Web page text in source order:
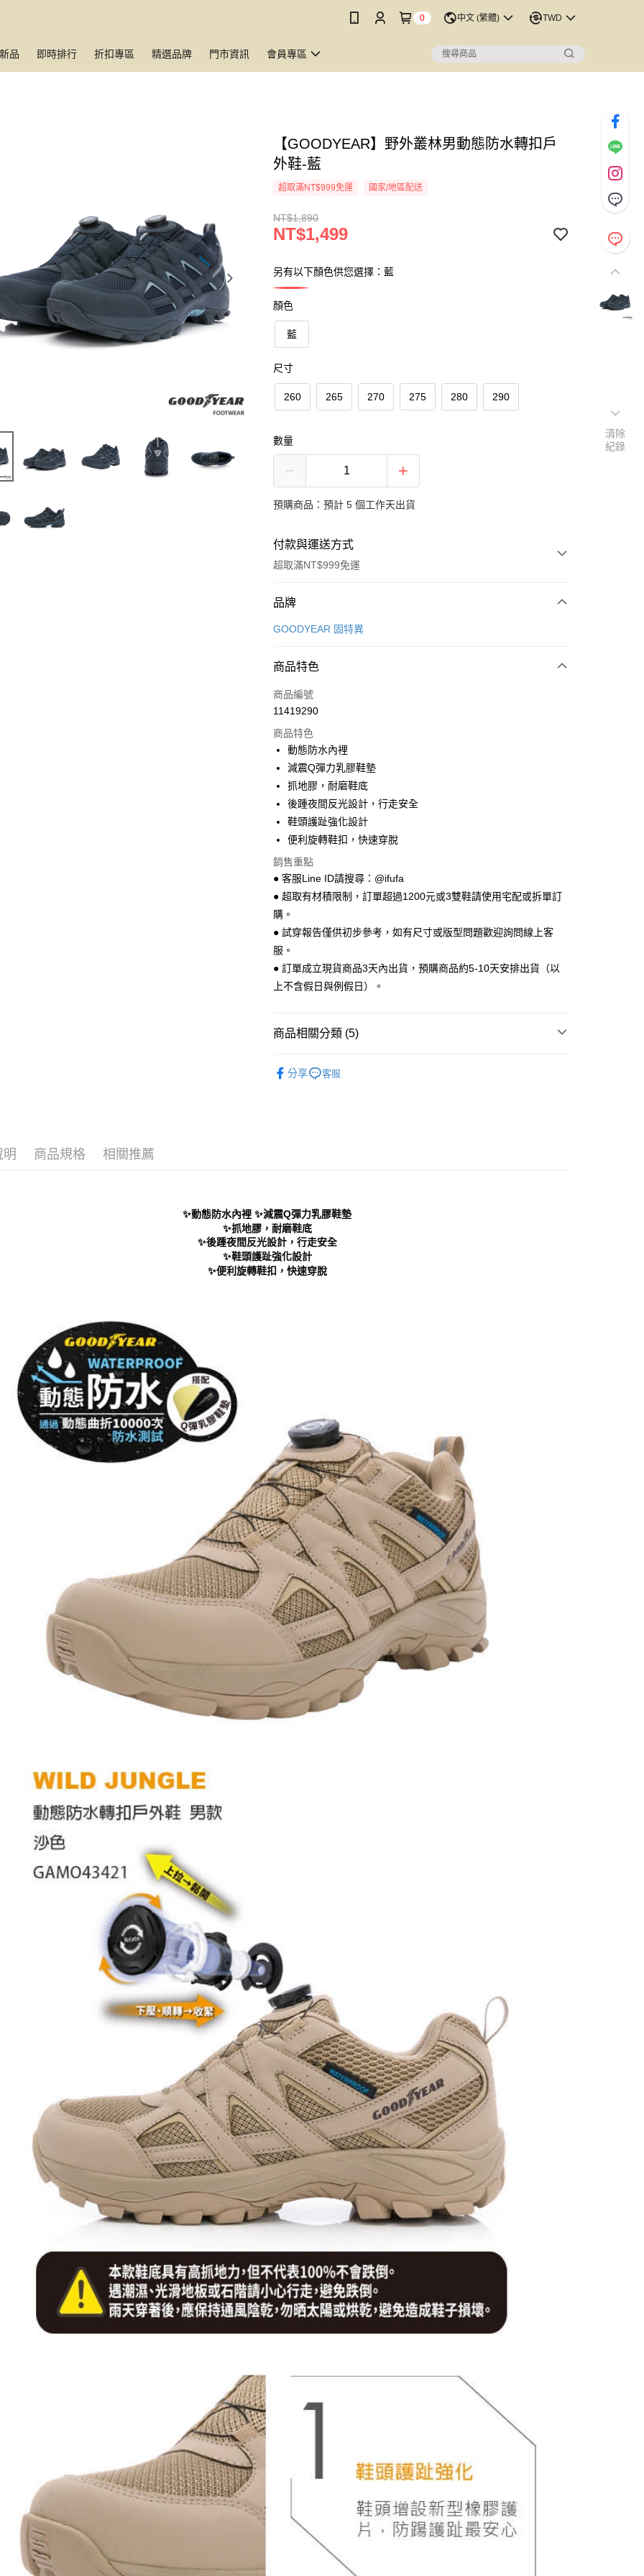
0 中文 (繁體) TWD
品 即時排行 折扣專區 精選品牌 門市資訊 會員專區
【GOODYEAR】野外叢林男動態防水轉扣戶
外鞋-藍
超取滿NT$999免運 國家/地區配送
NT$1,890
NT$1,499
另有以下顏色供您選擇：藍
顏色
藍
尺寸
260 265 270 275 280 290
數量
預購商品：預計 5 個工作天出貨
付款與運送方式
超取滿NT$999免運
付款方式
信用卡一次付款
Apple Pay
街口支付
悠遊付
Google Pay
全盈+PAY
AFTEE先享後付
相關說明
【關於「AFTEE先享後付」】
AFTEE先享後付是「在收到商品之後才付款」的支付方式。 讓您購物簡單
便利好安心！
１．簡單：不需註冊會員、不需綁卡、不需儲值。
３．安心：先確認商品／服務後，再付款。
【「AFTEE先享後付」結帳流程】
１．於結帳方式選擇「AFTEE先享後付」後，將跳轉至「AFTEE先享後
付」結帳頁面，進行簡訊認證並確認金額後，即可完成結帳。
／ATM／網路銀行／等多元方式進行付款，方視為交易完成。
※ 請注意：結帳手續完成當下不需立刻繳費，但若您需要取消訂單，請聯
先享後付繳納相關費用。
※ 交易是否成功請以「AFTEE先享後付 」之結帳頁面顯示為準，若有關於
３．未成年的使用者請事先徵得法定代理人或監護人之同意方可使用
「AFTEE先享後付」，若未經同意申辦者引起之損失，本公司不負相關責
任。
４．使用「AFTEE先享後付」時，將依據個別帳號之用戶狀況，依本公司
即時審查核予不同之上限額度；若仍有額度不足之情形，本公司將視審查
結果請求用戶進行身份認證。
ATM付款
運送方式
全家 取貨付款
每筆NT$70，滿NT$999(含以上)免運費
每筆NT$70，滿NT$999(含以上)免運費
品牌
GOODYEAR 固特異
商品特色
商品編號
11419290
商品特色
動態防水內裡
減震Q彈力乳膠鞋墊
抓地膠，耐磨鞋底
後踵夜間反光設計，行走安全
鞋頭護趾強化設計
便利旋轉鞋扣，快速穿脫
銷售重點
● 客服Line ID請搜尋：@ifufa
● 超取有材積限制，訂單超過1200元或3雙鞋請使用宅配或拆單訂
購。
● 試穿報告僅供初步參考，如有尺寸或版型問題歡迎詢問線上客
服。
● 訂單成立現貨商品3天內出貨，預購商品約5-10天安排出貨（以
上不含假日與例假日）。
商品相關分類 (5)
分享 客服
明 商品規格 相關推薦
✨動態防水內裡 ✨減震Q彈力乳膠鞋墊
✨抓地膠，耐磨鞋底
✨後踵夜間反光設計，行走安全
✨鞋頭護趾強化設計
✨便利旋轉鞋扣，快速穿脫
清除
紀錄